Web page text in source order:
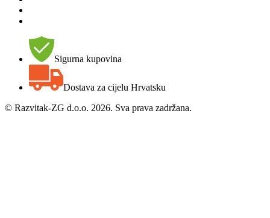
Sigurna kupovina
Dostava za cijelu Hrvatsku
© Razvitak-ZG d.o.o. 2026. Sva prava zadržana.